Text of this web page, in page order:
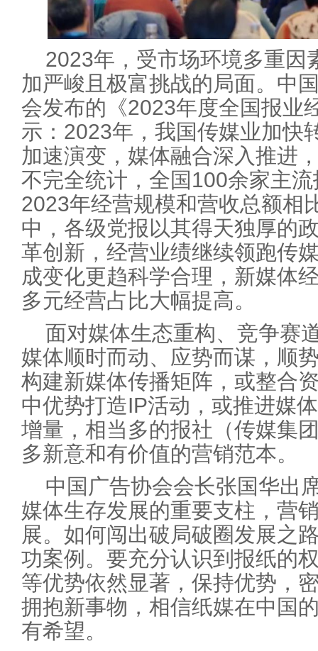
2023年，受市场环境多重因
加严峻且极富挑战的局面。中
会发布的《2023年度全国报业
示：2023年，我国传媒业加快
加速演变，媒体融合深入推进
不完全统计，全国100余家主
2023年经营规模和营收总额相
中，各级党报以其得天独厚的
革创新，经营业绩继续领跑传
成变化更趋科学合理，新媒体
多元经营占比大幅提高。
面对媒体生态重构、竞争赛
媒体顺时而动、应势而谋，顺
构建新媒体传播矩阵，或整合
中优势打造IP活动，或推进媒
增量，相当多的报社（传媒集
多新意和有价值的营销范本。
中国广告协会会长张国华出
媒体生存发展的重要支柱，营
展。如何闯出破局破圈发展之
功案例。要充分认识到报纸的
等优势依然显著，保持优势，
拥抱新事物，相信纸媒在中国
有希望。